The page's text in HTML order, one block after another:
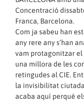
Concentració
Franca, Barcelona.
Com ja sabeu han
any rere any s’han
vam protagonitzar el
una millora de les
retingudes al CIE.
la invisibilitat
acaba aquí perquè